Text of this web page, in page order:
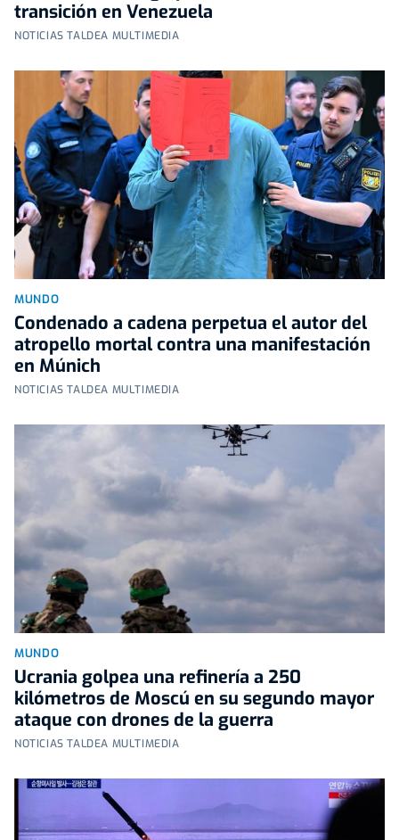
transición en Venezuela
NOTICIAS TALDEA MULTIMEDIA
MUNDO
Condenado a cadena perpetua el autor del
atropello mortal contra una manifestación
en Múnich
NOTICIAS TALDEA MULTIMEDIA
MUNDO
Ucrania golpea una refinería a 250
kilómetros de Moscú en su segundo mayor
ataque con drones de la guerra
NOTICIAS TALDEA MULTIMEDIA